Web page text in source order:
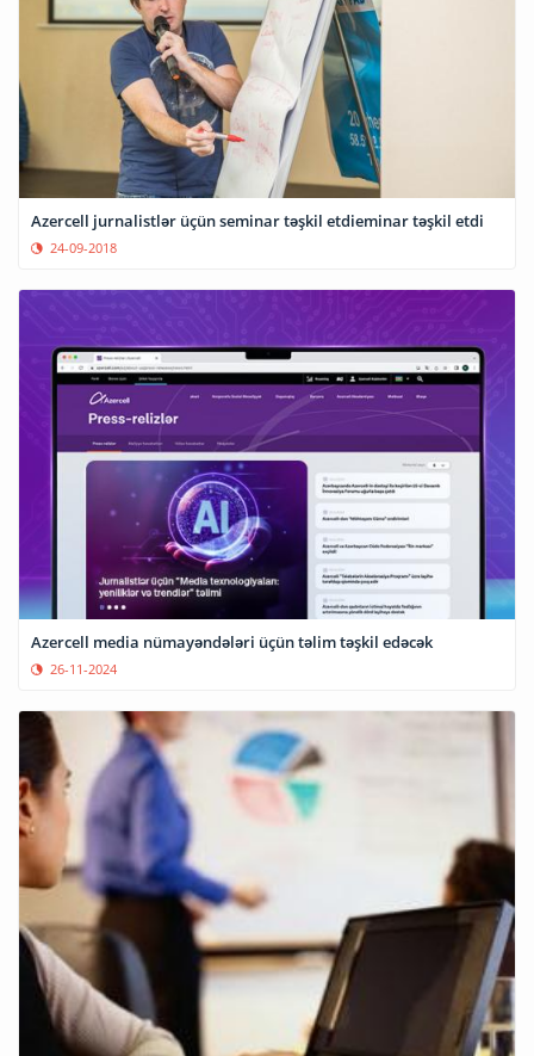
Azercell jurnalistlər üçün seminar təşkil etdieminar təşkil etdi
24-09-2018
Azercell media nümayəndələri üçün təlim təşkil edəcək
26-11-2024